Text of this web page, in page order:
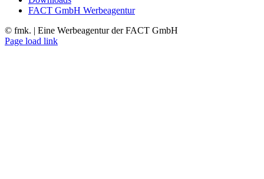
FACT GmbH Werbeagentur
© fmk. | Eine Werbeagentur der FACT GmbH
Facebook
LinkedIn
Xing
Instagram
Page load link